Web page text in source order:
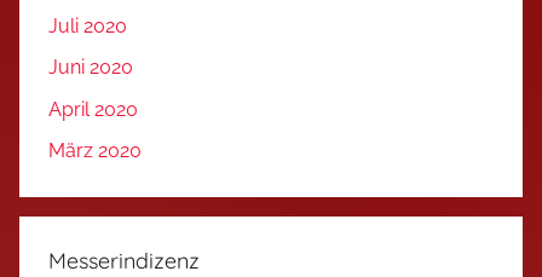
Juli 2020
Juni 2020
April 2020
März 2020
Messerindizenz